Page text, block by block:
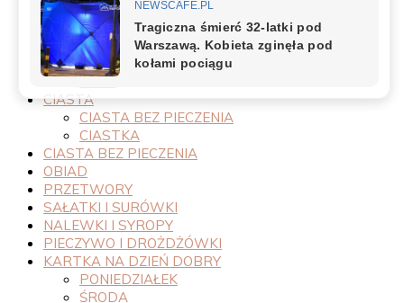
PRZEPISY
PRZETWORY
PRZYSTAWKI
SAŁATKI I SURÓWKI
SOSY
CIASTA
CIASTA BEZ PIECZENIA
CIASTKA
CIASTA BEZ PIECZENIA
OBIAD
PRZETWORY
SAŁATKI I SURÓWKI
NALEWKI I SYROPY
PIECZYWO I DROŻDŻÓWKI
KARTKA NA DZIEŃ DOBRY
PONIEDZIAŁEK
ŚRODA